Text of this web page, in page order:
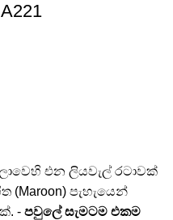
එන ලියවැල් රටාවක්
පැහැයෙන්
- පවුලේ සැමටම එකම